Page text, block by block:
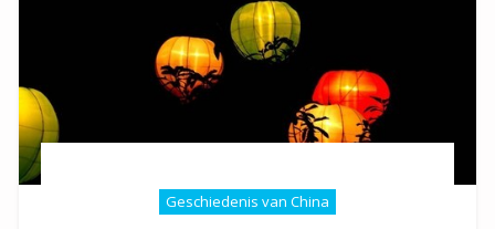
Geschiedenis van China